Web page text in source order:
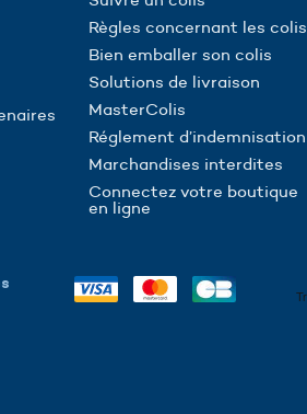
Règles concernant les colis
Bien emballer son colis
Solutions de livraison
MasterColis
Réglement d’indemnisation
Marchandises interdites
Connectez votre boutique
en ligne